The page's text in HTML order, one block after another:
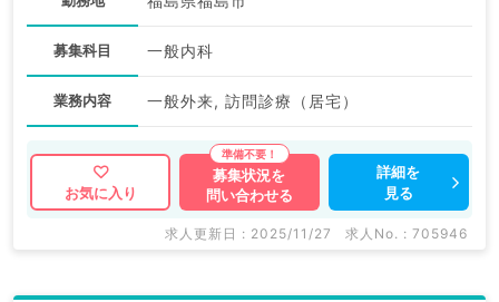
募集科目 一般内科
業務内容 一般外来, 訪問診療（居宅）
お気に入り
募集状況を
問い合わせる
詳細を
見る
求人更新日 : 2025/11/27 求人No. : 705946